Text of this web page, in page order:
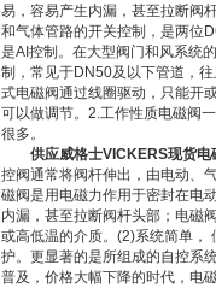
易，容易产生内漏，甚至拉断阀
和气体管路的开关控制，是两位
是AI控制。在大型阀门和风系统
制，常见于DN50及以下管道，
式电磁阀通过线圈驱动，只能开
可以做调节。2.工作性质电磁阀
很多。
供应威格士VICKERS现货电
控阀通常将阀杆伸出，由电动、
磁阀是用电磁力作用于密封在电
内漏，甚至拉断阀杆头部；电磁
或高低温的介质。(2)系统简单，
护。更显著的是所组成的自控系
普及，价格大幅下降的时代，电